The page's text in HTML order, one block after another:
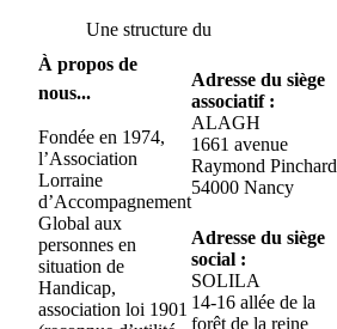
Une structure du
À propos de
nous...
Fondée en 1974,
l’Association
Lorraine
d’Accompagnement
Global aux
personnes en
situation de
Handicap,
association loi 1901
Adresse du siège
associatif :
ALAGH
1661 avenue
Raymond Pinchard
54000 Nancy
Adresse du siège
social :
SOLILA
14-16 allée de la
forêt de la reine